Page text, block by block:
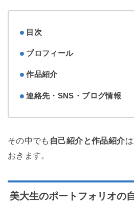
目次
プロフィール
作品紹介
連絡先・SNS・ブログ情報
その中でも 自己紹介と作品紹介
おきます。
美大生のポートフォリオの